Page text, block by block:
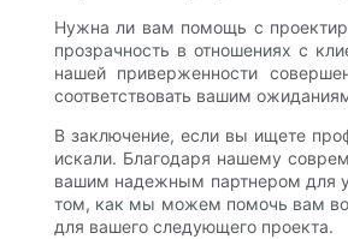
Нужна ли вам помощь с
прозрачность в отношениях с
нашей приверженности
соответствовать вашим
В заключение, если вы ищете
искали. Благодаря нашему
вашим надежным партнером для
том, как мы можем помочь вам
для вашего следующего проекта.